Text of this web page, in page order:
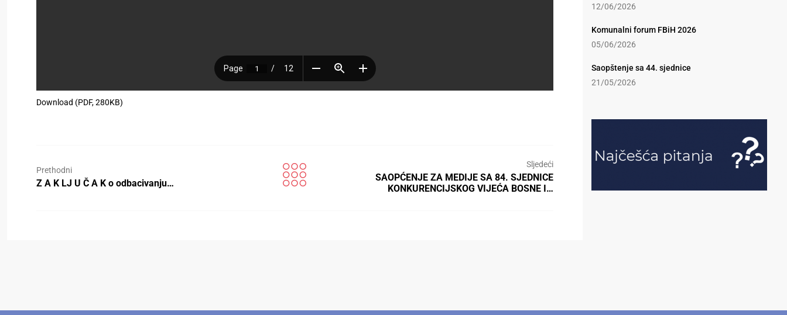
Download (PDF, 280KB)
Prethodni
Z A K LJ U Č A K o odbacivanju…
Sljedeći
SAOPĆENJE ZA MEDIJE SA 84. SJEDNICE
KONKURENCIJSKOG VIJEĆA BOSNE I…
12/06/2026
Komunalni forum FBiH 2026
05/06/2026
Saopštenje sa 44. sjednice
21/05/2026